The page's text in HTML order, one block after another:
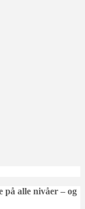
på alle nivåer – og